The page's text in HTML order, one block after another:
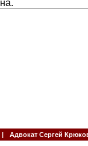
| Адвокат Сергей